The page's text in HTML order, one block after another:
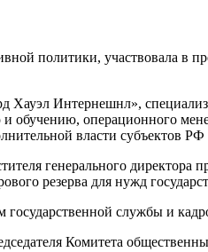
политики, участвовала в
Хауэл Интернешнл»,
обучению, операционного
власти субъектов РФ
генерального
резерва для нужд
службы и
Комитета